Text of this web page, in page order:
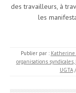
des travailleurs, à
les
Publier par : Katherine
organisations syndicales,
UGTA